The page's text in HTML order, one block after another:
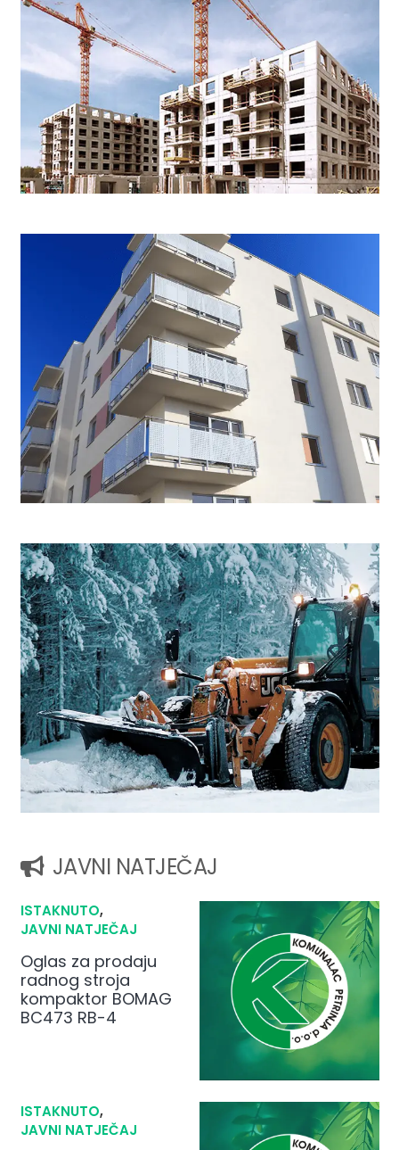
JAVNI NATJEČAJ
ISTAKNUTO,
JAVNI NATJEČAJ
Oglas za prodaju
radnog stroja
kompaktor BOMAG
BC473 RB-4
ISTAKNUTO,
JAVNI NATJEČAJ